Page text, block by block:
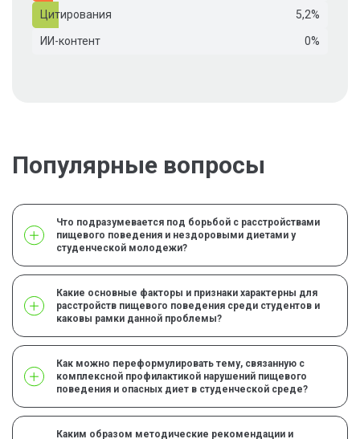
Цитирования 5,2%
ИИ-контент 0%
Популярные вопросы
Что подразумевается под борьбой с расстройствами
пищевого поведения и нездоровыми диетами у
студенческой молодежи?
Какие основные факторы и признаки характерны для
расстройств пищевого поведения среди студентов и
каковы рамки данной проблемы?
Как можно переформулировать тему, связанную с
комплексной профилактикой нарушений пищевого
поведения и опасных диет в студенческой среде?
Каким образом методические рекомендации и